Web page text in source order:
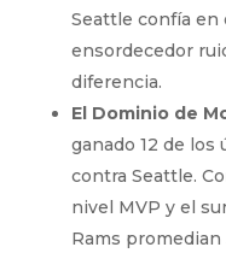
Seattle confía en
ensordecedor
diferencia.
El Dominio de
ganado 12 de
contra Seattle.
nivel MVP y el
Rams